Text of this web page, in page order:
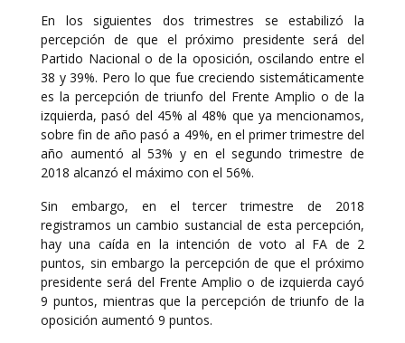
En los siguientes dos trimestres se estabilizó la
percepción de que el próximo presidente será del
Partido Nacional o de la oposición, oscilando entre el
38 y 39%. Pero lo que fue creciendo sistemáticamente
es la percepción de triunfo del Frente Amplio o de la
izquierda, pasó del 45% al 48% que ya mencionamos,
sobre fin de año pasó a 49%, en el primer trimestre del
año aumentó al 53% y en el segundo trimestre de
2018 alcanzó el máximo con el 56%.
Sin embargo, en el tercer trimestre de 2018
registramos un cambio sustancial de esta percepción,
hay una caída en la intención de voto al FA de 2
puntos, sin embargo la percepción de que el próximo
presidente será del Frente Amplio o de izquierda cayó
9 puntos, mientras que la percepción de triunfo de la
oposición aumentó 9 puntos.